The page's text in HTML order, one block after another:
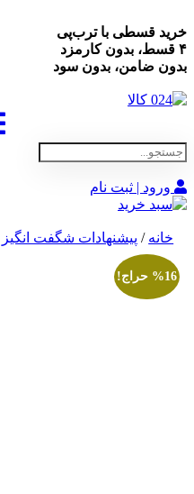
خرید قسطی با ترب‌پی
۴ قسط، بدون کارمزد
بدون ضامن، بدون سود
ورود | ثبت نام
خانه / پیشنهادات شگفت انگیز
%16 حراج!